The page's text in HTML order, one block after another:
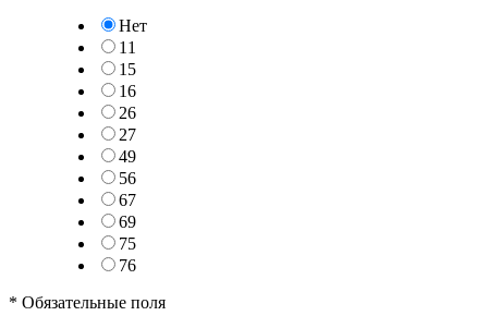
Нет
11
15
16
26
27
49
56
67
69
75
76
* Обязательные поля